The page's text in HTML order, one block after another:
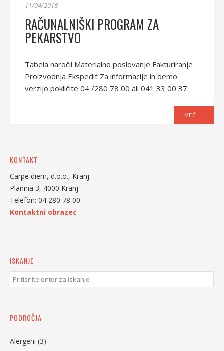
11/04/2018
RAČUNALNIŠKI PROGRAM ZA
PEKARSTVO
Tabela naročil Materialno poslovanje Fakturiranje
Proizvodnja Ekspedit Za informacije in demo
verzijo pokličite 04 /280 78 00 ali 041 33 00 37.
VEČ …
KONTAKT
Carpe diem, d.o.o., Kranj
Planina 3, 4000 Kranj
Telefon: 04 280 78 00
Kontaktni obrazec
ISKANJE
PODROČJA
Alergeni (3)